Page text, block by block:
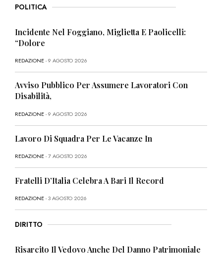
POLITICA
Incidente Nel Foggiano, Miglietta E Paolicelli:
“Dolore
REDAZIONE- 9 AGOSTO 2026
Avviso Pubblico Per Assumere Lavoratori Con
Disabilità,
REDAZIONE- 9 AGOSTO 2026
Lavoro Di Squadra Per Le Vacanze In
REDAZIONE- 7 AGOSTO 2026
Fratelli D’Italia Celebra A Bari Il Record
REDAZIONE- 3 AGOSTO 2026
DIRITTO
Risarcito Il Vedovo Anche Del Danno Patrimoniale